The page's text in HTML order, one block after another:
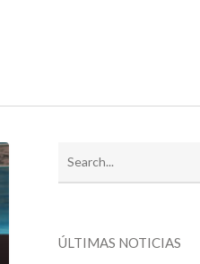
ÚLTIMAS NOTICIAS